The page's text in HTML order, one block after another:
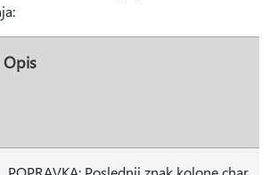
Opis